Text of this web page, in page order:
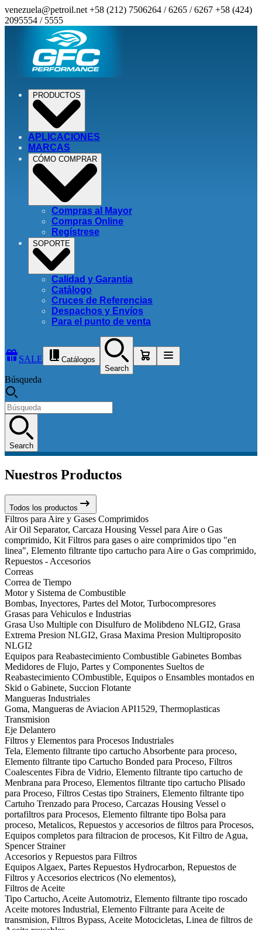
venezuela@petroil.net +58 (212) 7506264 / 6265 / 6267 +58 (424)
2095554 / 5555
PRODUCTOS
APLICACIONES
MARCAS
CÓMO COMPRAR
Compras al Mayor
Compras Online
Regístrese
SOPORTE
Calidad y Garantia
Catálogo
Cruces de Referencias
Despachos y Envíos
Para el punto de venta
SALE
Catálogos
Search
Búsqueda
Search
Nuestros Productos
Todos los productos
Filtros para Aire y Gases Comprimidos
Air Oil Separator, Carcaza Housing Vessel para Aire o Gas
comprimido, Kit Filtros para gases o aire comprimidos tipo "en
linea", Elemento filtrante tipo cartucho para Aire o Gas comprimido,
Repuestos - Accesorios
Correas
Correa de Tiempo
Motor y Sistema de Combustible
Bombas, Inyectores, Partes del Motor, Turbocompresores
Grasas para Vehiculos e Industrias
Grasa Uso Multiple con Disulfuro de Molibdeno NLGI2, Grasa
Extrema Presion NLGI2, Grasa Maxima Presion Multiproposito
NLGI2
Equipos para Reabastecimiento Combustible Gabinetes Bombas
Medidores de Flujo, Partes y Componentes Sueltos de
Reabastecimiento COmbustible, Equipos o Ensambles montados en
Skid o Gabinete, Succion Flotante
Mangueras Industriales
Goma, Mangueras de Aviacion API1529, Thermoplasticas
Transmision
Eje Delantero
Filtros y Elementos para Procesos Industriales
Tela, Elemento filtrante tipo cartucho Absorbente para proceso,
Elemento filtrante tipo Cartucho Bonded para Proceso, Filtros
Coalescentes Fibra de Vidrio, Elemento filtrante tipo cartucho de
Menbrana para Proceso, Elementos filtrante tipo cartucho Plisado
para Proceso, Filtros Cestas tipo Strainers, Elemento filtrante tipo
Cartuho Trenzado para Proceso, Carcazas Housing Vessel o
portafiltros para Procesos, Elemento filtrante tipo Bolsa para
proceso, Metalicos, Repuestos y accesorios de filtros para Procesos,
Equipos completos para filtracion de procesos, Kit Filtro de Agua,
Spencer Strainer
Accesorios y Repuestos para Filtros
Equipos Algaex, Partes Repuestos Hydrocarbon, Repuestos de
Filtros y Accesorios electricos (No elementos),
Filtros de Aceite
Tipo Cartucho, Aceite Automotriz, Elemento filtrante tipo roscado
Aceite motores Industrial, Elemento Filtrante para Aceite de
transmision, Filtros Bypass, Aceite Motocicletas, Linea de filtros de